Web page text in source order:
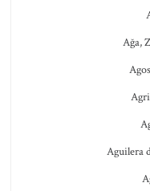
Ağa,
Aguilera